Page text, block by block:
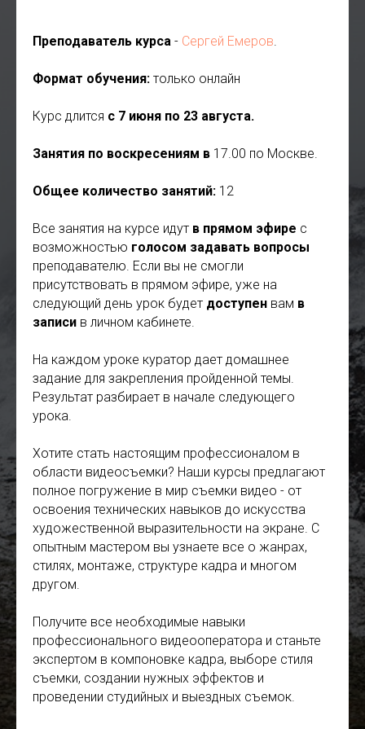
Преподаватель курса - Сергей Емеров.
Формат обучения: только онлайн
Курс длится с 7 июня по 23 августа.
Занятия по воскресениям в 17.00 по Москве.
Общее количество занятий: 12
Все занятия на курсе идут в прямом эфире с
возможностью голосом задавать вопросы
преподавателю. Если вы не смогли
присутствовать в прямом эфире, уже на
следующий день урок будет доступен вам в
записи в личном кабинете.
На каждом уроке куратор дает домашнее
задание для закрепления пройденной темы.
Результат разбирает в начале следующего
урока.
Хотите стать настоящим профессионалом в
области видеосъемки? Наши курсы предлагают
полное погружение в мир съемки видео - от
освоения технических навыков до искусства
художественной выразительности на экране. С
опытным мастером вы узнаете все о жанрах,
стилях, монтаже, структуре кадра и многом
другом.
Получите все необходимые навыки
профессионального видеооператора и станьте
экспертом в компоновке кадра, выборе стиля
съемки, создании нужных эффектов и
проведении студийных и выездных съемок.